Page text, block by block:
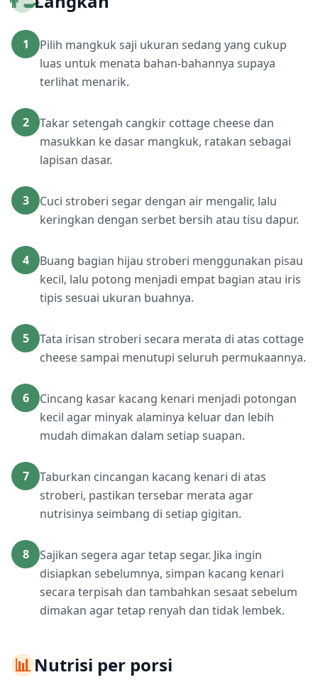
1
Pilih mangkuk saji ukuran sedang yang cukup
luas untuk menata bahan-bahannya supaya
terlihat menarik.
2
Takar setengah cangkir cottage cheese dan
masukkan ke dasar mangkuk, ratakan sebagai
lapisan dasar.
3
Cuci stroberi segar dengan air mengalir, lalu
keringkan dengan serbet bersih atau tisu dapur.
4
Buang bagian hijau stroberi menggunakan pisau
kecil, lalu potong menjadi empat bagian atau iris
tipis sesuai ukuran buahnya.
5
Tata irisan stroberi secara merata di atas cottage
cheese sampai menutupi seluruh permukaannya.
6
Cincang kasar kacang kenari menjadi potongan
kecil agar minyak alaminya keluar dan lebih
mudah dimakan dalam setiap suapan.
7
Taburkan cincangan kacang kenari di atas
stroberi, pastikan tersebar merata agar
nutrisinya seimbang di setiap gigitan.
8
Sajikan segera agar tetap segar. Jika ingin
disiapkan sebelumnya, simpan kacang kenari
secara terpisah dan tambahkan sesaat sebelum
dimakan agar tetap renyah dan tidak lembek.
📊Nutrisi per porsi